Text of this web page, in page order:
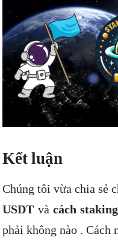
Kết luận
Chúng tôi vừa chia sẻ
USDT và cách staking
phải không nào . Cách